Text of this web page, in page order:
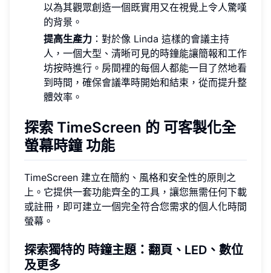
以為其觀眾創造一個既實用又在視覺上令人驚嘆
的背景。
提高生產力 ：對於像 Linda 這樣的會議主持
人，一個大型、清晰可見的時鐘能讓簡報和工作
坊按時進行。房間裡的每個人都能一目了然地看
到時間，確保會議準時開始和結束，從而提升整
體效率。
探索 TimeScreen 的 可客製化全
螢幕時鐘功能
TimeScreen 建立在簡約、風格和安全性的原則之
上。它提供一套功能齊全的工具，讓您無需任何下載
或註冊，即可建立一個完全符合您需求的個人化時間
螢幕。
探索獨特的 時鐘主題 ：翻頁、LED、數位
及更多